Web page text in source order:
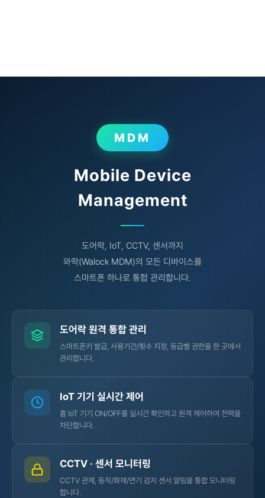
MDM
Mobile Device
Management
도어락, IoT, CCTV, 센서까지
와락(Walock MDM)의 모든 디바이스를
스마트폰 하나로 통합 관리합니다.
도어락 원격 통합 관리
스마트폰키 발급, 사용기간/횟수 지정, 등급별 권한을 한 곳에서
관리합니다.
IoT 기기 실시간 제어
홈 IoT 기기 ON/OFF를 실시간 확인하고 원격 제어하여 전력을
차단합니다.
CCTV · 센서 모니터링
CCTV 관제, 동작/화재/연기 감지 센서 알림을 통합 모니터링
합니다.